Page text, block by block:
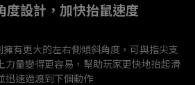
度設計，加快抬鼠速度
有更大的左右側傾斜角度，可與指尖支
力量變得更容易，幫助玩家更快地抬起滑
迅速過渡到下個動作